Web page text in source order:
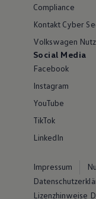
Compliance
Kontakt Cyber
Volkswagen
Social Media
Facebook
Instagram
YouTube
TikTok
LinkedIn
Impressum
Lizenzhinweise